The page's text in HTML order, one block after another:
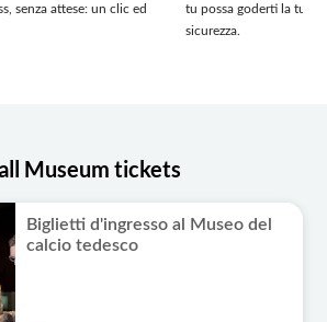
senza attese: un clic ed
tu possa goderti la tua
sicurezza.
Museum tickets
Biglietti d'ingresso al Museo del
calcio tedesco